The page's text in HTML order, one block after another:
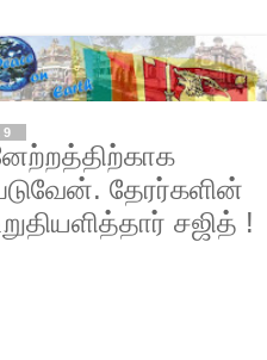
தேரர்களின்
சஜித் !